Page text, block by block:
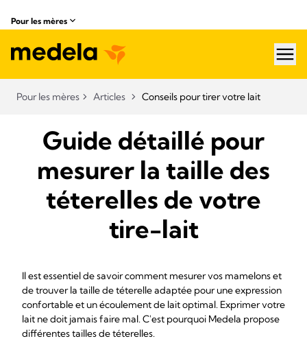
Pour les mères
Pour les mères Articles Conseils pour tirer votre lait
Guide détaillé pour
mesurer la taille des
téterelles de votre
tire-lait
Il est essentiel de savoir comment mesurer vos mamelons et
de trouver la taille de téterelle adaptée pour une expression
confortable et un écoulement de lait optimal. Exprimer votre
lait ne doit jamais faire mal. C'est pourquoi Medela propose
différentes tailles de téterelles.